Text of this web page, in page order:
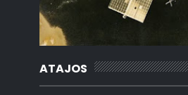
ATAJOS